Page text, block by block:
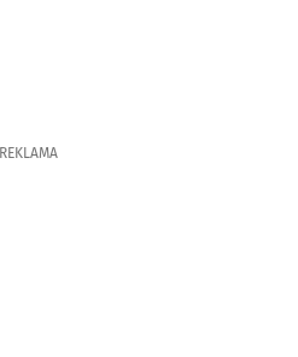
REKLAMA